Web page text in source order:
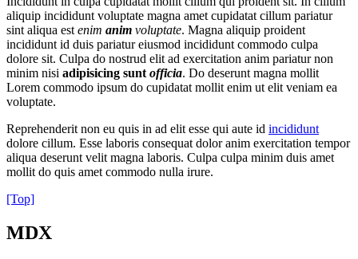
aliquip incididunt voluptate magna amet cupidatat cillum pariatur
sint aliqua est enim anim voluptate. Magna aliquip proident
incididunt id duis pariatur eiusmod incididunt commodo culpa
dolore sit. Culpa do nostrud elit ad exercitation anim pariatur non
minim nisi adipisicing sunt officia. Do deserunt magna mollit
Lorem commodo ipsum do cupidatat mollit enim ut elit veniam ea
voluptate.
Reprehenderit non eu quis in ad elit esse qui aute id incididunt
dolore cillum. Esse laboris consequat dolor anim exercitation tempor
aliqua deserunt velit magna laboris. Culpa culpa minim duis amet
mollit do quis amet commodo nulla irure.
[Top]
MDX